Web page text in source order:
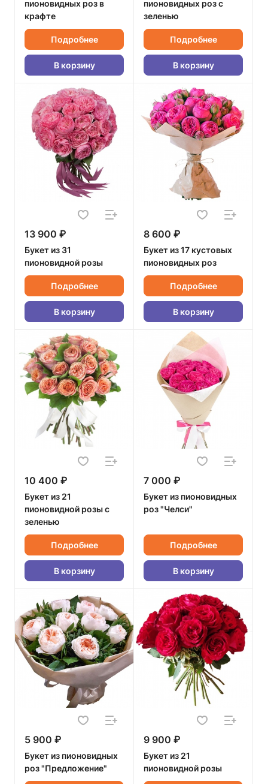
пионовидных роз в
крафте
Подробнее
В корзину
пионовидных роз с
зеленью
Подробнее
В корзину
13 900 ₽
Букет из 31
пионовидной розы
Подробнее
В корзину
8 600 ₽
Букет из 17 кустовых
пионовидных роз
Подробнее
В корзину
10 400 ₽
Букет из 21
пионовидной розы с
зеленью
Подробнее
В корзину
7 000 ₽
Букет из пионовидных
роз "Челси"
Подробнее
В корзину
5 900 ₽
Букет из пионовидных
роз "Предложение"
9 900 ₽
Букет из 21
пионовидной розы